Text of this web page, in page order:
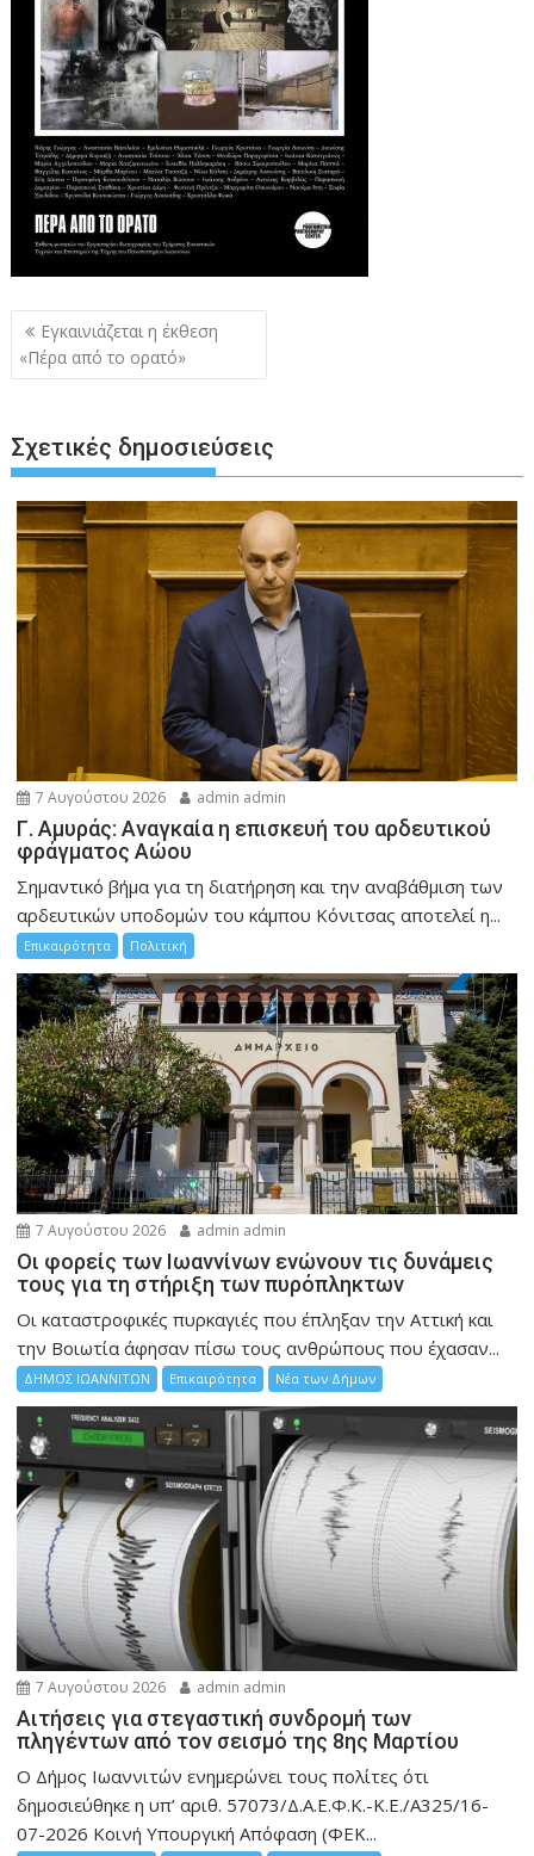
Πλοήγηση
άρθρων
Εγκαινιάζεται η έκθεση
«Πέρα από το ορατό»
Σχετικές δημοσιεύσεις
7 Αυγούστου 2026 admin admin
Γ. Αμυράς: Αναγκαία η επισκευή του αρδευτικού
φράγματος Αώου
Σημαντικό βήμα για τη διατήρηση και την αναβάθμιση των
αρδευτικών υποδομών του κάμπου Κόνιτσας αποτελεί η...
Επικαιρότητα Πολιτική
7 Αυγούστου 2026 admin admin
Οι φορείς των Ιωαννίνων ενώνουν τις δυνάμεις
τους για τη στήριξη των πυρόπληκτων
Οι καταστροφικές πυρκαγιές που έπληξαν την Αττική και
την Bοιωτία άφησαν πίσω τους ανθρώπους που έχασαν...
ΔΗΜΟΣ ΙΩΑΝΝΙΤΩΝ Επικαιρότητα Νέα των Δήμων
7 Αυγούστου 2026 admin admin
Αιτήσεις για στεγαστική συνδρομή των
πληγέντων από τον σεισμό της 8ης Μαρτίου
Ο Δήμος Ιωαννιτών ενημερώνει τους πολίτες ότι
δημοσιεύθηκε η υπ’ αριθ. 57073/Δ.Α.Ε.Φ.Κ.-Κ.Ε./Α325/16-
07-2026 Κοινή Υπουργική Απόφαση (ΦΕΚ...